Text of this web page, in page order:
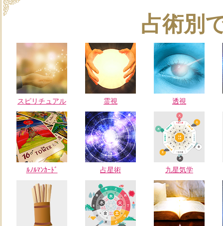
占術別
スピリチュアル 霊視 透視
ﾙﾉﾙﾏﾝｶｰﾄﾞ 占星術 九星気学